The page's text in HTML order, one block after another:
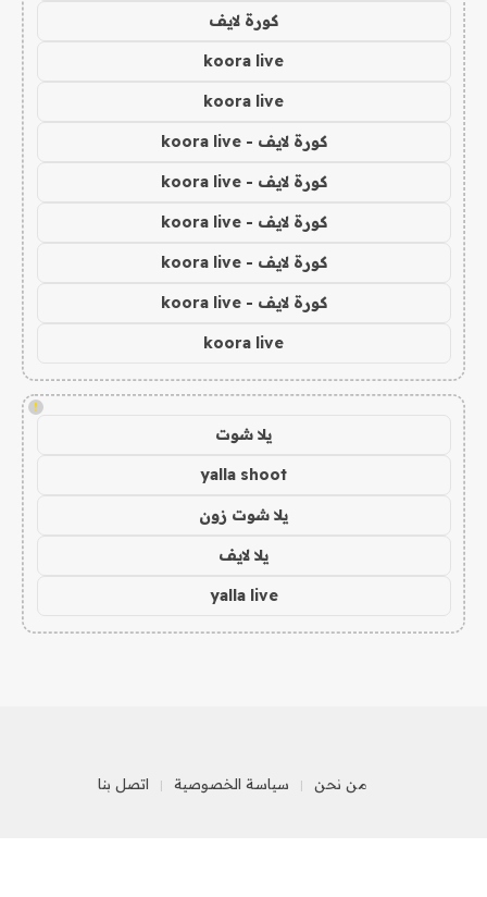
كورة لايف
koora live
koora live
كورة لايف - koora live
كورة لايف - koora live
كورة لايف - koora live
كورة لايف - koora live
كورة لايف - koora live
koora live
!
يلا شوت
yalla shoot
يلا شوت زون
يلا لايف
yalla live
من نحن سياسة الخصوصية اتصل بنا